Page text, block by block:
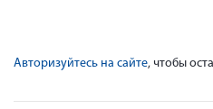
Авторизуйтесь на сайте, чтобы